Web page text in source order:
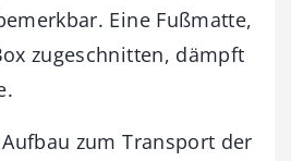
Eine Fußmatte,
zugeschnitten, dämpft
zum Transport der